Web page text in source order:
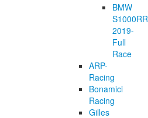
BMW
S1000RR
2019-
Full
Race
ARP-
Racing
Bonamici
Racing
Gilles